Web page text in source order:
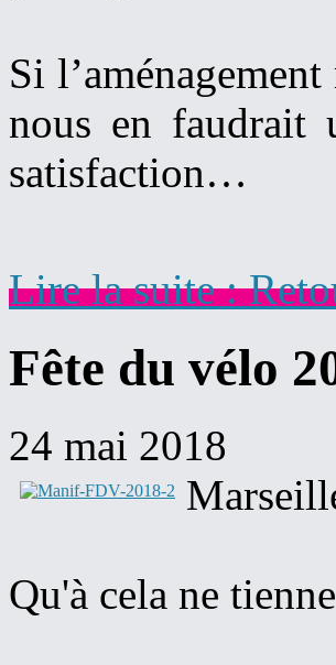
Si
nous en
satisfaction…
Lire la suite :
Fête du vélo
24 mai 2018
Qu'à cela ne